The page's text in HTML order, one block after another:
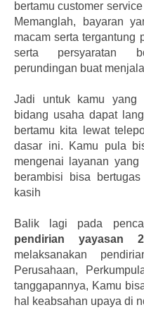
bertamu customer
Memanglah, bayaran
macam serta tergantung
serta persyaratan
perundingan buat
Jadi untuk kamu yang
bidang usaha dapat
bertamu kita lewat
dasar ini. Kamu pula
mengenai layanan
berambisi bisa
kasih
Balik lagi pada
pendirian yayasan
melaksanakan
Perusahaan,
tanggapannya, Kamu
hal keabsahan upaya di